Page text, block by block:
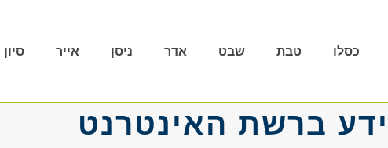
כסלו טבת שבט אדר ניסן אייר סיון
ברשת האינטרנט